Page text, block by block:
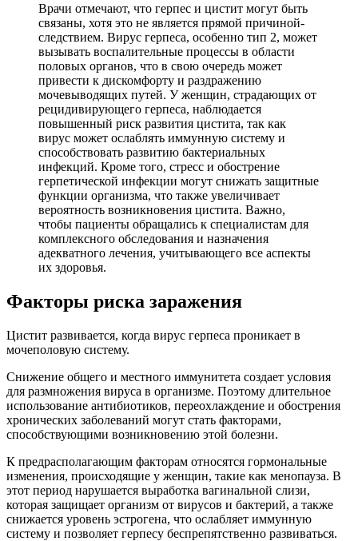
Врачи отмечают, что герпес и цистит могут быть
связаны, хотя это не является прямой причиной-
следствием. Вирус герпеса, особенно тип 2, может
вызывать воспалительные процессы в области
половых органов, что в свою очередь может
привести к дискомфорту и раздражению
мочевыводящих путей. У женщин, страдающих от
рецидивирующего герпеса, наблюдается
повышенный риск развития цистита, так как
вирус может ослаблять иммунную систему и
способствовать развитию бактериальных
инфекций. Кроме того, стресс и обострение
герпетической инфекции могут снижать защитные
функции организма, что также увеличивает
вероятность возникновения цистита. Важно,
чтобы пациенты обращались к специалистам для
комплексного обследования и назначения
адекватного лечения, учитывающего все аспекты
их здоровья.
Факторы риска заражения
Цистит развивается, когда вирус герпеса проникает в
мочеполовую систему.
Снижение общего и местного иммунитета создает условия
для размножения вируса в организме. Поэтому длительное
использование антибиотиков, переохлаждение и обострения
хронических заболеваний могут стать факторами,
способствующими возникновению этой болезни.
К предрасполагающим факторам относятся гормональные
изменения, происходящие у женщин, такие как менопауза. В
этот период нарушается выработка вагинальной слизи,
которая защищает организм от вирусов и бактерий, а также
снижается уровень эстрогена, что ослабляет иммунную
систему и позволяет герпесу беспрепятственно развиваться.